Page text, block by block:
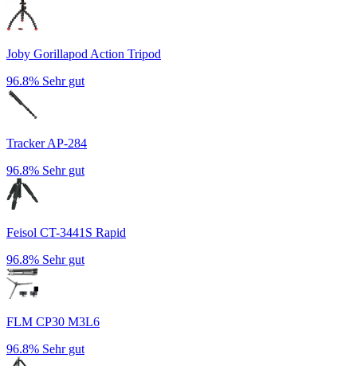
Joby Gorillapod Action Tripod
96.8% Sehr gut
Tracker AP-284
96.8% Sehr gut
Feisol CT-3441S Rapid
96.8% Sehr gut
FLM CP30 M3L6
96.8% Sehr gut